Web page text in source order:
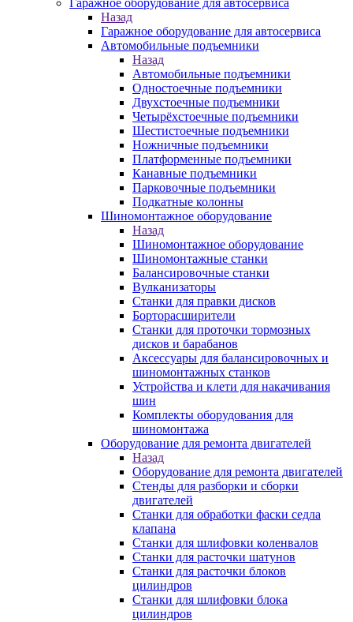
Гаражное оборудование для автосервиса
Назад
Гаражное оборудование для автосервиса
Автомобильные подъемники
Назад
Автомобильные подъемники
Одностоечные подъемники
Двухстоечные подъемники
Четырёхстоечные подъемники
Шестистоечные подъемники
Ножничные подъемники
Платформенные подъемники
Канавные подъемники
Парковочные подъемники
Подкатные колонны
Шиномонтажное оборудование
Назад
Шиномонтажное оборудование
Шиномонтажные станки
Балансировочные станки
Вулканизаторы
Станки для правки дисков
Борторасширители
Станки для проточки тормозных
дисков и барабанов
Аксессуары для балансировочных и
шиномонтажных станков
Устройства и клети для накачивания
шин
Комплекты оборудования для
шиномонтажа
Оборудование для ремонта двигателей
Назад
Оборудование для ремонта двигателей
Стенды для разборки и сборки
двигателей
Станки для обработки фаски седла
клапана
Станки для шлифовки коленвалов
Станки для расточки шатунов
Станки для расточки блоков
цилиндров
Станки для шлифовки блока
цилиндров